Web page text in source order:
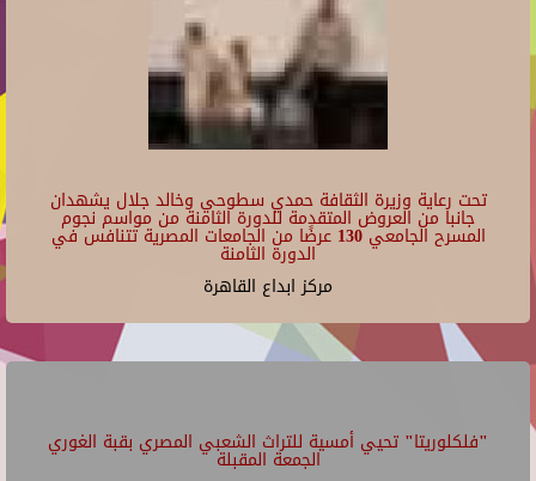
تحت رعاية وزيرة الثقافة حمدي سطوحي وخالد جلال يشهدان
جانبا من العروض المتقدمة للدورة الثامنة من مواسم نجوم
المسرح الجامعي 130 عرضًا من الجامعات المصرية تتنافس في
الدورة الثامنة
مركز ابداع القاهرة
"فلكلوريتا" تحيي أمسية للتراث الشعبي المصري بقبة الغوري
الجمعة المقبلة